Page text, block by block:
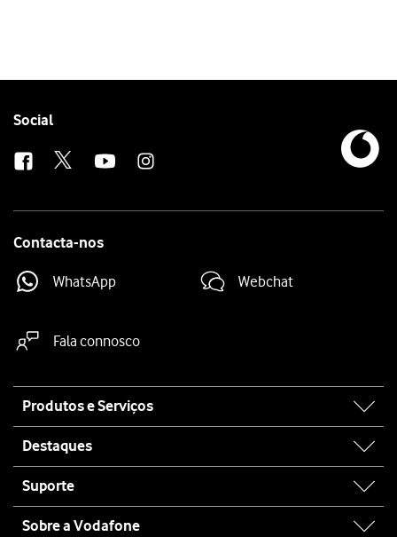
Follow
Social
Contacta-nos
WhatsApp Webchat
Fala connosco
map
Produtos e Serviços
Destaques
Suporte
Sobre a Vodafone